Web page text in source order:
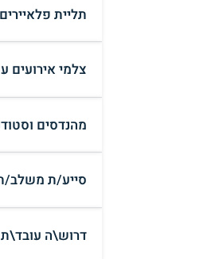
תליית
צלמי אירועים
מהנדסים
סייע/ת משלב/
דרוש\ה עובד\ת